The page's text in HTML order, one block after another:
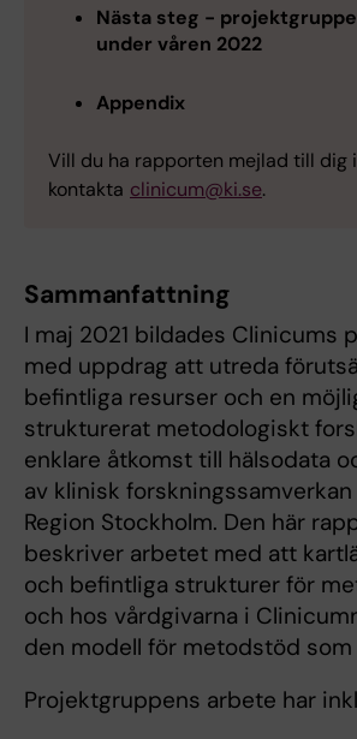
Nästa steg -
under våren 2022
Appendix
Vill du ha rapporten mejlad till dig
kontakta clinicum@ki.se.
Sammanfattning
I maj 2021 bildades Clinicums
med uppdrag att utreda
befintliga resurser och en
strukturerat metodologiskt
enklare åtkomst till hälsodata
av klinisk forskningssamverkan
Region Stockholm. Den här
beskriver arbetet med att
och befintliga strukturer för
och hos vårdgivarna i
den modell för metodstöd som
Projektgruppens arbete har